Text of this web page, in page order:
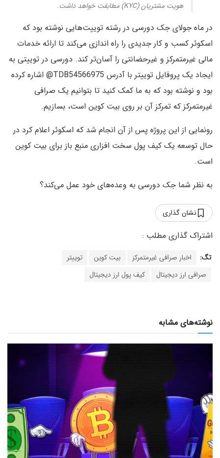
هویت مشتریان (KYC) مطابقت خواهد داشت.
در ماه جولای جک دورسی در رشته توییت‌هایی نوشته بود که
اسکوئر کسب و کار جدیدی را راه اندازی می‌کند تا ارائه خدمات
مالی غیرمتمرکز و غیرحضانتی را آسان‌تر کند. دورسی در توییتی به
ایجاد یک پروفایل توییتر با آدرس TDB54566975@ اشاره کرده
بود و نوشته بود که به ما کمک کنید تا بتوانیم یک صرافی
غیرمتمرکز که تمرکز آن بر روی بیت کوین است، بسازیم.
رونمایی از این پروژه پس از آن انجام شد که اسکوئر اعلام کرد در
حال توسعه یک کیف پول سخت افزاری منبع باز برای بیت کوین
است.
به نظر شما جک دورسی به وعده‌های خود عمل می‌کند؟
نشان گذاری
تگ: اخبار صرافی غیرمتمرکز بیت کوین
توییتر
صرافی ارز دیجیتال
کیف پول ارز دیجیتال
نوشته‌های مشابه